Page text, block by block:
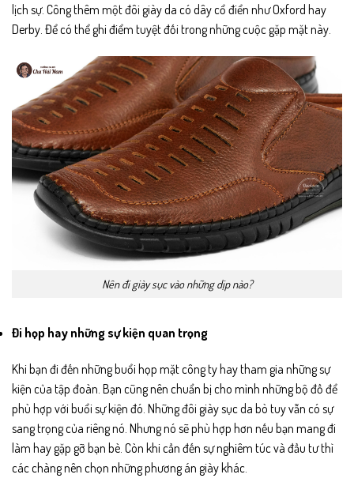
lịch sự. Công thêm một đôi giày da có dây cổ điển như Oxford hay
Derby. Để có thể ghi điểm tuyệt đối trong những cuộc gặp mặt này.
Nên đi giày sục vào những dịp nào?
Đi họp hay những sự kiện quan trọng
Khi bạn đi đến những buổi họp mặt công ty hay tham gia những sự
kiện của tập đoàn. Bạn cũng nên chuẩn bị cho mình những bộ đồ để
phù hợp với buổi sự kiện đó. Những đôi giày sục da bò tuy vẫn có sự
sang trọng của riêng nó. Nhưng nó sẽ phù hợp hơn nếu bạn mang đi
làm hay gặp gỡ bạn bè. Còn khi cần đến sự nghiêm túc và đầu tư thì
các chàng nên chọn những phương án giày khác.